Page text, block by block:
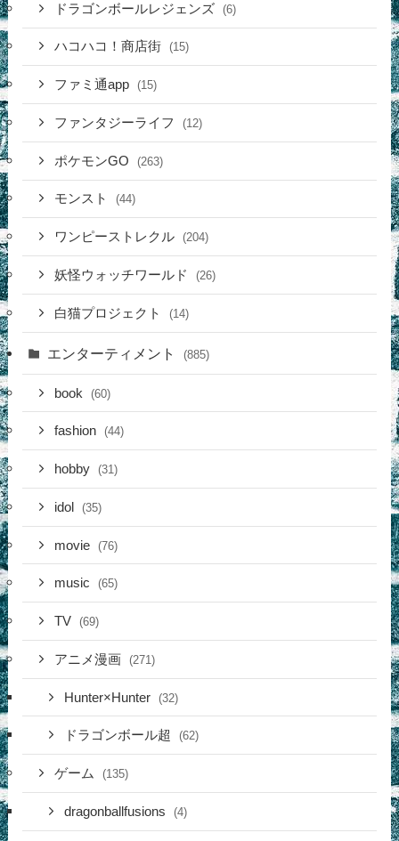
ドラゴンボールレジェンズ (6)
ハコハコ！商店街 (15)
ファミ通app (15)
ファンタジーライフ (12)
ポケモンGO (263)
モンスト (44)
ワンピーストレクル (204)
妖怪ウォッチワールド (26)
白猫プロジェクト (14)
エンターティメント (885)
book (60)
fashion (44)
hobby (31)
idol (35)
movie (76)
music (65)
TV (69)
アニメ漫画 (271)
Hunter×Hunter (32)
ドラゴンボール超 (62)
ゲーム (135)
dragonballfusions (4)